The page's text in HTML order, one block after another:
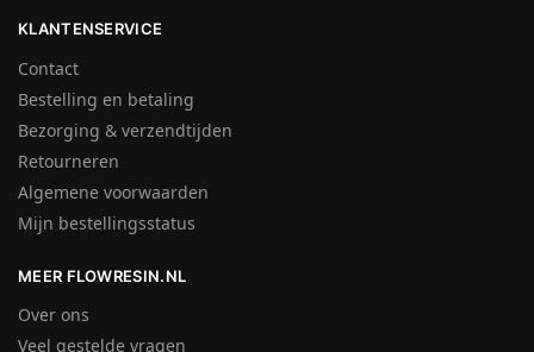
KLANTENSERVICE
Contact
Bestelling en betaling
Bezorging & verzendtijden
Retourneren
Algemene voorwaarden
Mijn bestellingsstatus
MEER FLOWRESIN.NL
Over ons
Veel gestelde vragen